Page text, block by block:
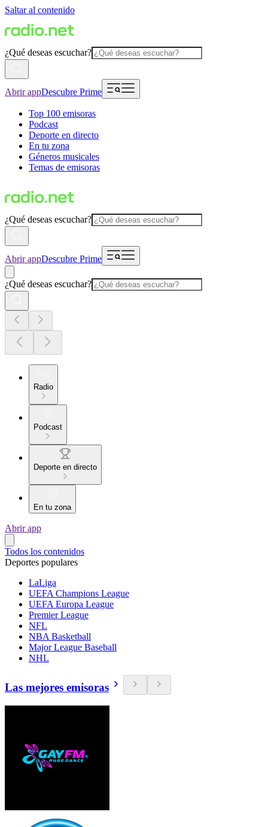
Saltar al contenido
¿Qué deseas escuchar?
Abrir appDescubre Prime
Top 100 emisoras
Podcast
Deporte en directo
En tu zona
Géneros musicales
Temas de emisoras
¿Qué deseas escuchar?
Abrir appDescubre Prime
¿Qué deseas escuchar?
Radio
Podcast
Deporte en directo
En tu zona
Abrir app
Todos los contenidos
Deportes populares
LaLiga
UEFA Champions League
UEFA Europa League
Premier League
NFL
NBA Basketball
Major League Baseball
NHL
Las mejores emisoras